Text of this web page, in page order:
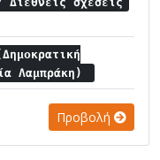
Λαμπράκη)
Προβολή